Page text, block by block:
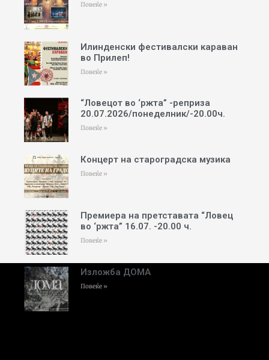
Повеќе »
Илинденски фестивалски караван
во Прилеп!
Повеќе »
“Ловецот во ‘ржта” -реприза
20.07.2026/понеделник/-20.00ч.
Повеќе »
Концерт на староградска музика
Повеќе »
Премиера на претставата “Ловец
во ‘ржта” 16.07. -20.00 ч.
Повеќе »
Изложба ДОМА
Повеќе »